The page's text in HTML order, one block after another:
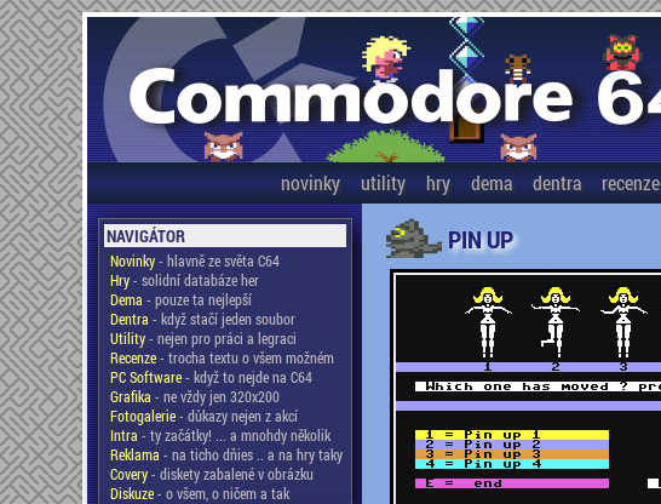
novinky utility hry dema dentra recenze
NAVIGÁTOR
Novinky- hlavně ze světa C64
Hry- solidní databáze her
Dema - pouze ta nejlepší
Dentra - když stačí jeden soubor
Utility- nejen pro práci a legraci
Recenze- trocha textu o všem možném
PC Software- když to nejde na C64
Grafika - ne vždy jen 320x200
Fotogalerie- důkazy nejen z akcí
Intra - ty začátky! ... a mnohdy několik
Reklama - na ticho dňies .. a na hry taky
Covery- diskety zabalené v obrázku
Diskuze- o všem, o ničem a tak
PIN UP